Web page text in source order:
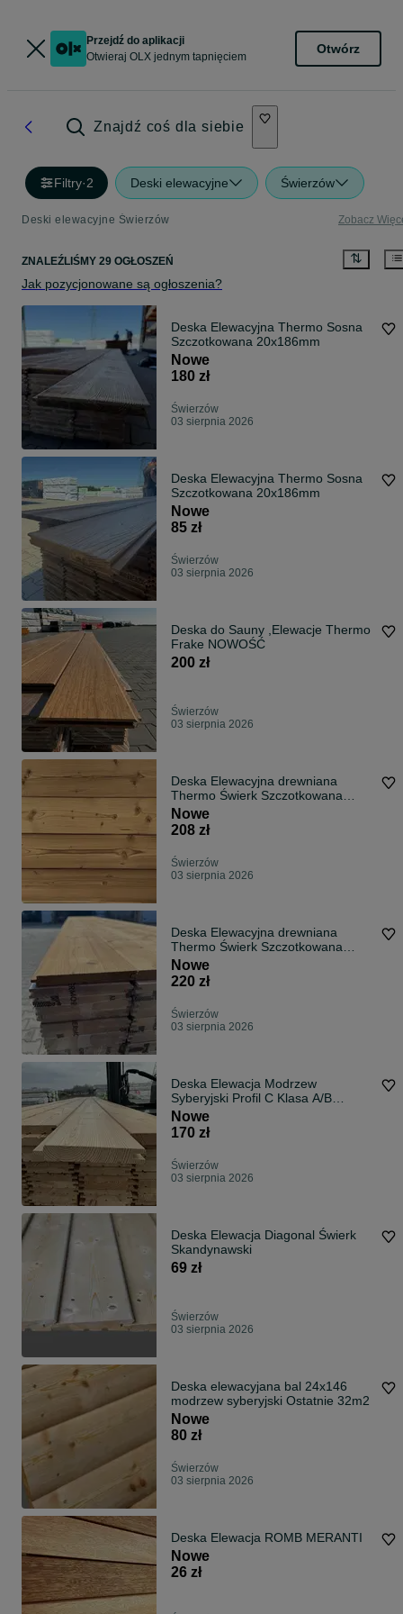
Przejdź do aplikacji
Otwieraj OLX jednym tapnięciem
Otwórz
Znajdź coś dla siebie
Filtry·2 Deski elewacyjne Świerzów
Deski elewacyjne Świerzów Zobacz
ZNALEŹLIŚMY 29 OGŁOSZEŃ
Jak pozycjonowane są ogłoszenia?
Deska Elewacyjna Thermo Sosna
Szczotkowana 20x186mm
Nowe
180 zł
Świerzów
03 sierpnia 2026
Deska Elewacyjna Thermo Sosna
Szczotkowana 20x186mm
Nowe
85 zł
Świerzów
03 sierpnia 2026
Deska do Sauny ,Elewacje Thermo
Frake NOWOŚĆ
200 zł
Świerzów
03 sierpnia 2026
Deska Elewacyjna drewniana
Thermo Świerk Szczotkowana
20x140mm C3
Nowe
208 zł
Świerzów
03 sierpnia 2026
Deska Elewacyjna drewniana
Thermo Świerk Szczotkowana
20x185mm C15
Nowe
220 zł
Świerzów
03 sierpnia 2026
Deska Elewacja Modrzew
Syberyjski Profil C Klasa A/B
21x143mm
Nowe
170 zł
Świerzów
03 sierpnia 2026
Deska Elewacja Diagonal Świerk
Skandynawski
69 zł
Świerzów
03 sierpnia 2026
Deska elewacyjana bal 24x146
modrzew syberyjski Ostatnie 32m2
Nowe
80 zł
Świerzów
03 sierpnia 2026
Deska Elewacja ROMB MERANTI
Nowe
26 zł